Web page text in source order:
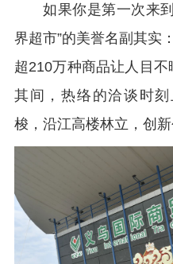
如果你是第一次来
界超市”的美誉名副其实
超210万种商品让人目
其间，热络的洽谈时
梭，沿江高楼林立，创